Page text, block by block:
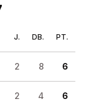
J. DB. PT.
2 8 6
2 4 6